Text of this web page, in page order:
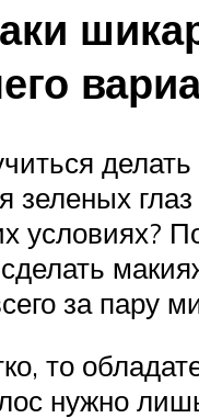
зеленых
условиях?
за пару
то
нужно